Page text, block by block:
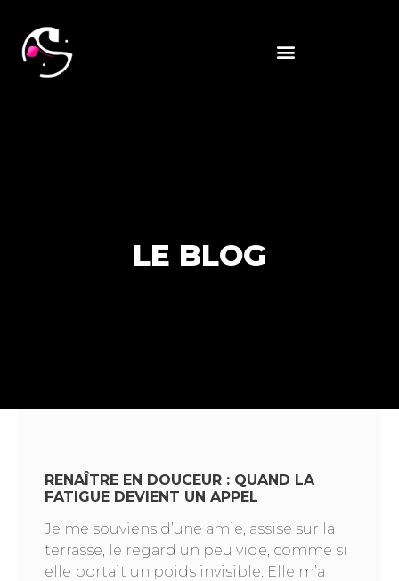
LE BLOG
RENAÎTRE EN DOUCEUR : QUAND LA
FATIGUE DEVIENT UN APPEL
Je me souviens d’une amie, assise sur la
terrasse, le regard un peu vide, comme si
elle portait un poids invisible. Elle m’a